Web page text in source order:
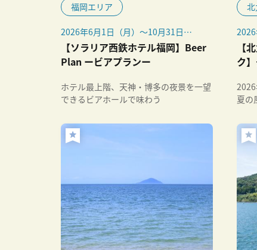
福岡エリア
2026年6月1日（月）～10月31日
（土）
【ソラリア西鉄ホテル福岡】Beer
Plan ービアプランー
ホテル最上階、天神・博多の夜景を一望
できるビアホールで味わう
（
※ウ
は7
のみ
ただ
のお
【
ク
夏の